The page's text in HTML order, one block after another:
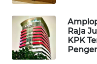
Raja
KPK
WAHANANEWS
NET
WAHANA